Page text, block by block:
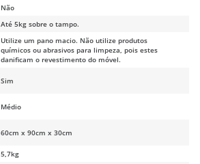
Não
Até 5kg sobre o tampo.
Utilize um pano macio. Não utilize produtos
químicos ou abrasivos para limpeza, pois estes
danificam o revestimento do móvel.
Sim
Médio
60cm x 90cm x 30cm
5,7kg